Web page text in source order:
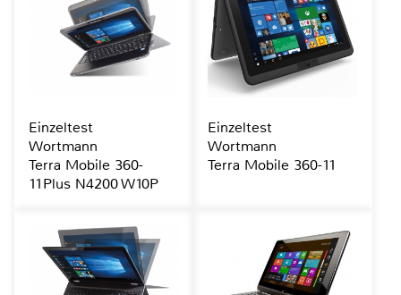
Einzeltest
Wortmann
Terra Mobile 360-
11Plus N4200 W10P
Einzeltest
Wortmann
Terra Mobile 360-11